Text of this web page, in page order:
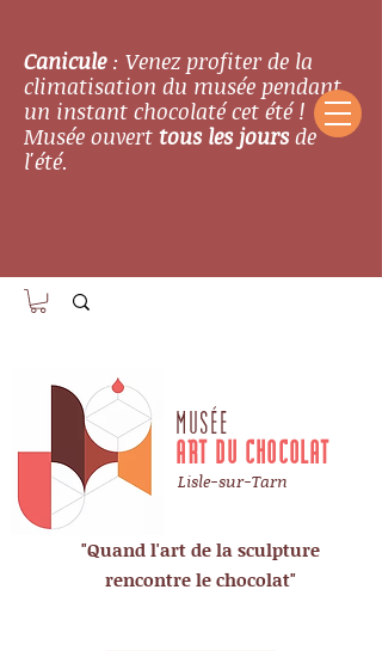
Canicule: Venez profiter de la
climatisation du musée pendant
un instant chocolaté cet été !
Musée ouverttous les joursde
l'été.
"Quand l'art de la sculpture
rencontre le chocolat"
Lisle-sur-Tarn
MUSÉE
ART DU CHOCOLAT